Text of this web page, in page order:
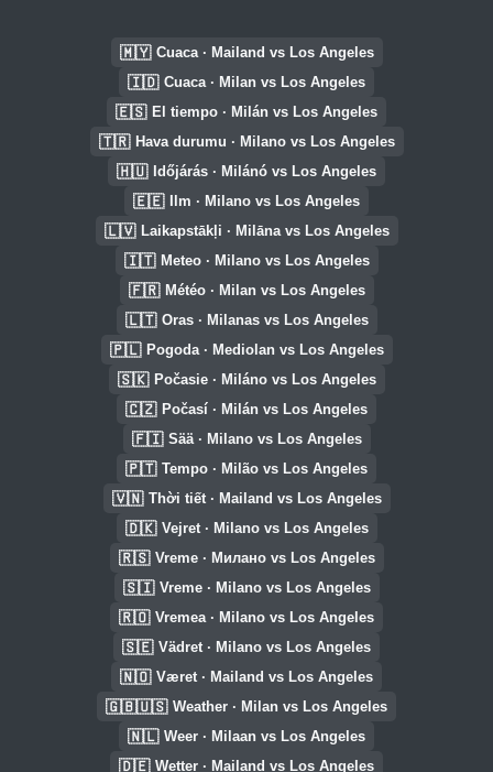
🇲🇾 Cuaca · Mailand vs Los Angeles
🇮🇩 Cuaca · Milan vs Los Angeles
🇪🇸 El tiempo · Milán vs Los Angeles
🇹🇷 Hava durumu · Milano vs Los Angeles
🇭🇺 Időjárás · Milánó vs Los Angeles
🇪🇪 Ilm · Milano vs Los Angeles
🇱🇻 Laikapstākļi · Milāna vs Los Angeles
🇮🇹 Meteo · Milano vs Los Angeles
🇫🇷 Météo · Milan vs Los Angeles
🇱🇹 Oras · Milanas vs Los Angeles
🇵🇱 Pogoda · Mediolan vs Los Angeles
🇸🇰 Počasie · Miláno vs Los Angeles
🇨🇿 Počasí · Milán vs Los Angeles
🇫🇮 Sää · Milano vs Los Angeles
🇵🇹 Tempo · Milão vs Los Angeles
🇻🇳 Thời tiết · Mailand vs Los Angeles
🇩🇰 Vejret · Milano vs Los Angeles
🇷🇸 Vreme · Милано vs Los Angeles
🇸🇮 Vreme · Milano vs Los Angeles
🇷🇴 Vremea · Milano vs Los Angeles
🇸🇪 Vädret · Milano vs Los Angeles
🇳🇴 Været · Mailand vs Los Angeles
🇬🇧🇺🇸 Weather · Milan vs Los Angeles
🇳🇱 Weer · Milaan vs Los Angeles
🇩🇪 Wetter · Mailand vs Los Angeles